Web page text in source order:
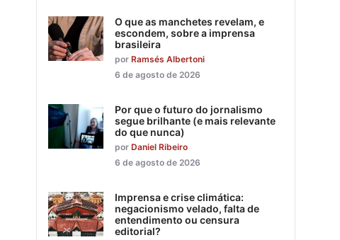
O que as manchetes revelam, e
escondem, sobre a imprensa
brasileira
por Ramsés Albertoni
6 de agosto de 2026
Por que o futuro do jornalismo
segue brilhante (e mais relevante
do que nunca)
por Daniel Ribeiro
6 de agosto de 2026
Imprensa e crise climática:
negacionismo velado, falta de
entendimento ou censura
editorial?